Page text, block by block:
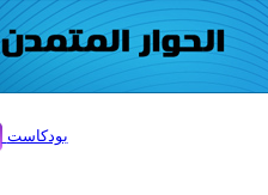
بودكاست